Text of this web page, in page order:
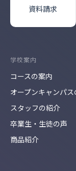
資料請求
学校案内
コースの案内
オープンキャンパス
スタッフの紹介
卒業生・生徒の声
商品紹介